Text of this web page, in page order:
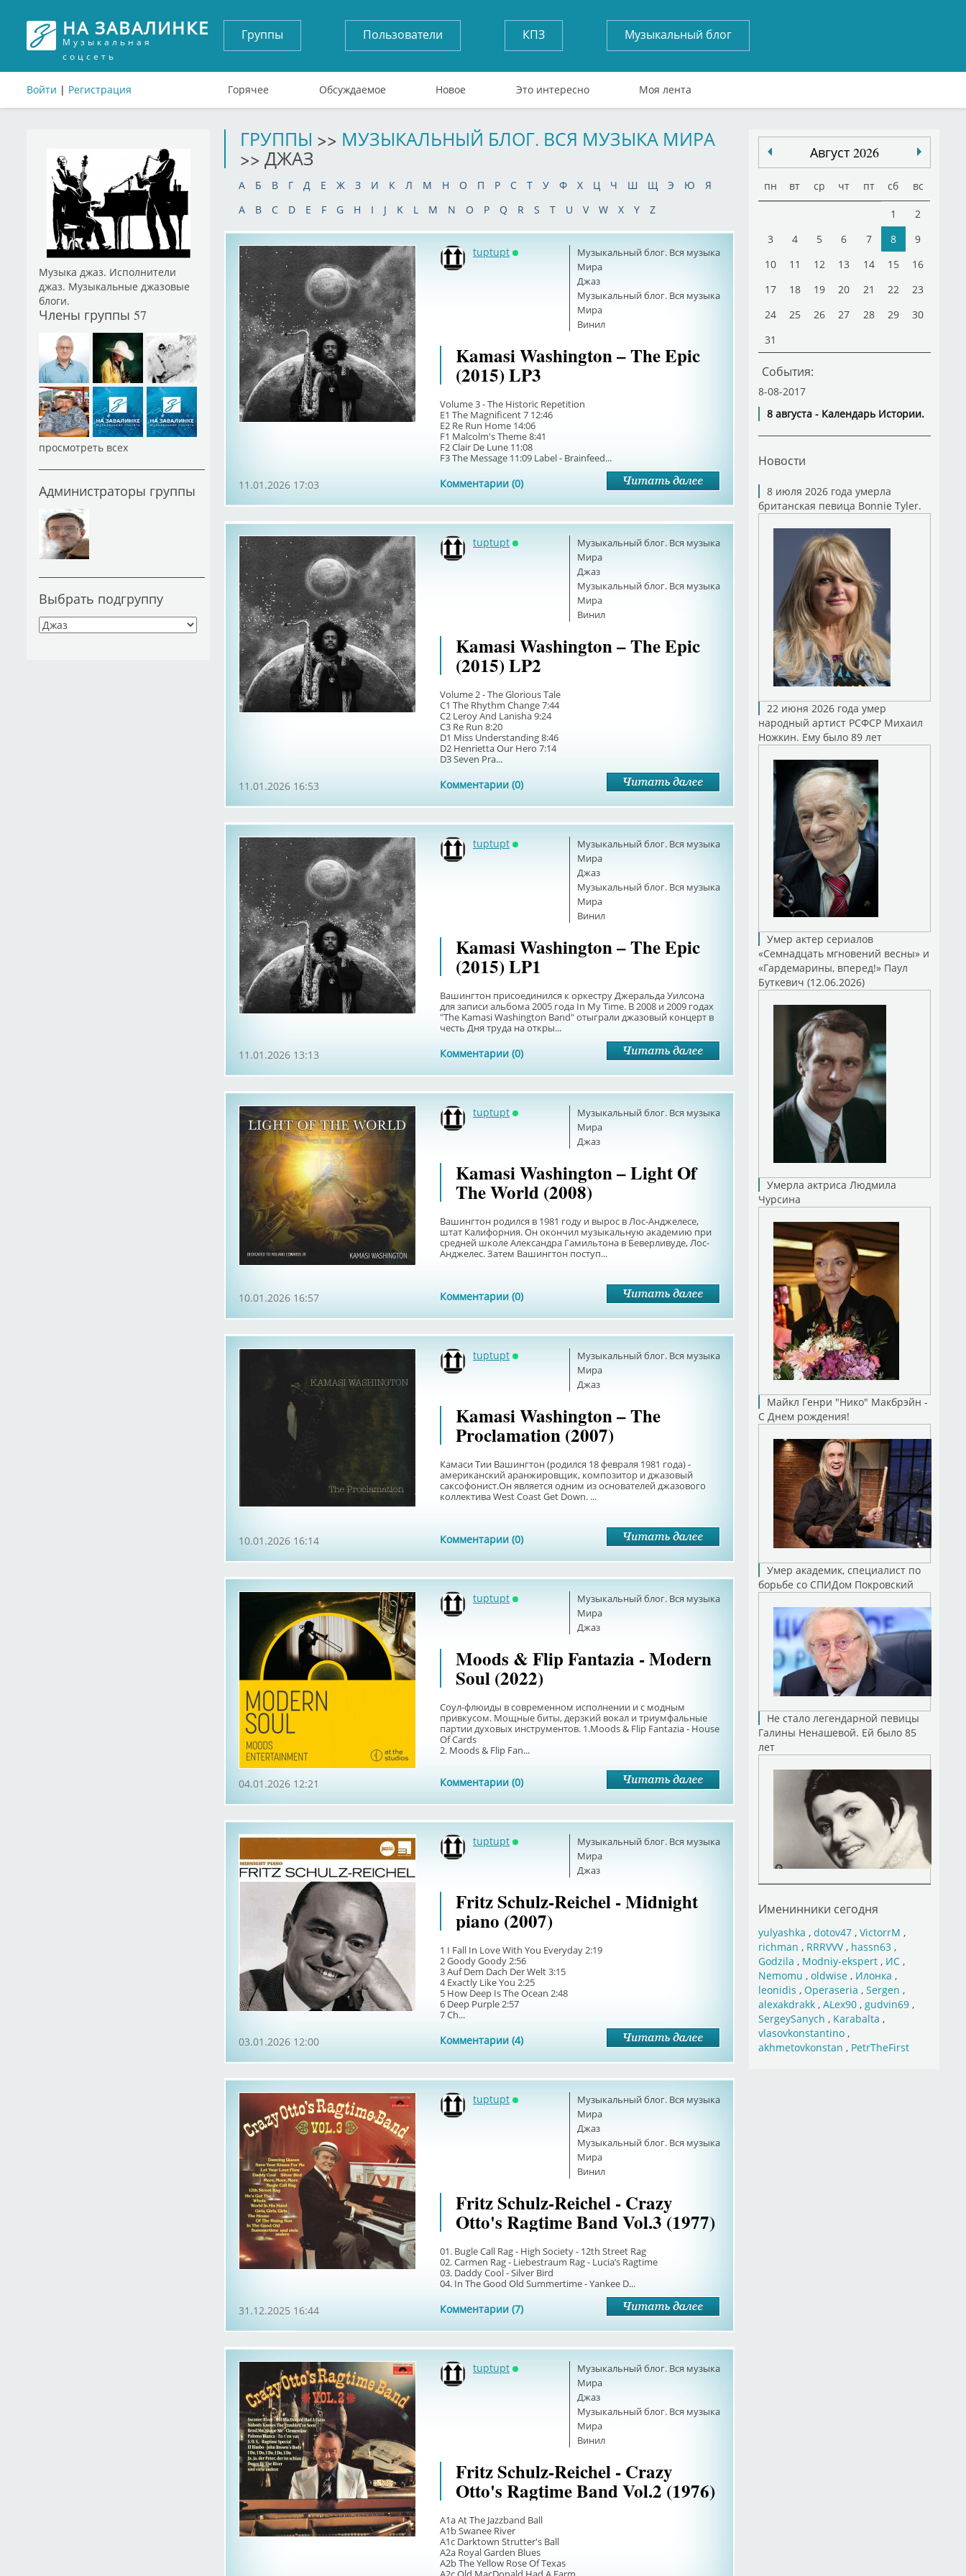
НА ЗАВАЛИНКЕ
Музыкальная
соцсеть
Войти | Регистрация
Группы Пользователи КПЗ Музыкальный блог
Горячее Обсуждаемое Новое Это интересно Моя лента
Музыка джаз. Исполнители
джаз. Музыкальные джазовые
блоги.
Члены группы 57
просмотреть всех
Администраторы группы
Выбрать подгруппу
ГРУППЫ >> МУЗЫКАЛЬНЫЙ БЛОГ. ВСЯ МУЗЫКА МИРА
>> ДЖАЗ
А Б В Г Д Е Ж З И К Л М Н О П Р С Т У Ф Х Ц Ч Ш Щ Э Ю
Я
A
B C D E F G H I J K L M N O P Q R S T U V W X Y Z
Музыкальный блог. Вся музыка
Мира
Джаз
Музыкальный блог. Вся музыка
Мира
Винил
tuptupt
Kamasi Washington – The Epic
(2015) LP3
Volume 3 - The Historic Repetition
E1 The Magnificent 7 12:46
E2 Re Run Home 14:06
F1 Malcolm's Theme 8:41
F2 Clair De Lune 11:08
F3 The Message 11:09 Label - Brainfeed...
Комментарии (0)
11.01.2026 17:03
Музыкальный блог. Вся музыка
Мира
Джаз
Музыкальный блог. Вся музыка
Мира
Винил
tuptupt
Kamasi Washington – The Epic
(2015) LP2
Volume 2 - The Glorious Tale
C1 The Rhythm Change 7:44
C2 Leroy And Lanisha 9:24
C3 Re Run 8:20
D1 Miss Understanding 8:46
D2 Henrietta Our Hero 7:14
D3 Seven Pra...
Комментарии (0)
11.01.2026 16:53
Музыкальный блог. Вся музыка
Мира
Джаз
Музыкальный блог. Вся музыка
Мира
Винил
tuptupt
Kamasi Washington – The Epic
(2015) LP1
Вашингтон присоединился к оркестру Джеральда Уилсона
для записи альбома 2005 года In My Time. В 2008 и 2009 годах
"The Kamasi Washington Band" отыграли джазовый концерт в
честь Дня труда на откры...
Комментарии (0)
11.01.2026 13:13
Музыкальный блог. Вся музыка
Мира
Джаз
tuptupt
Kamasi Washington – Light Of
The World (2008)
Вашингтон родился в 1981 году и вырос в Лос-Анджелесе,
штат Калифорния. Он окончил музыкальную академию при
средней школе Александра Гамильтона в Беверливуде, Лос-
Анджелес. Затем Вашингтон поступ...
Комментарии (0)
10.01.2026 16:57
Музыкальный блог. Вся музыка
Мира
Джаз
tuptupt
Kamasi Washington – The
Proclamation (2007)
Камаси Тии Вашингтон (родился 18 февраля 1981 года) -
американский аранжировщик, композитор и джазовый
саксофонист.Он является одним из основателей джазового
коллектива West Coast Get Down. ...
Комментарии (0)
10.01.2026 16:14
Музыкальный блог. Вся музыка
Мира
Джаз
tuptupt
Moods & Flip Fantazia - Modern
Soul (2022)
Соул-флюиды в современном исполнении и с модным
привкусом. Мощные биты, дерзкий вокал и триумфальные
партии духовых инструментов. 1.Moods & Flip Fantazia - House
Of Cards
2. Moods & Flip Fan...
Комментарии (0)
04.01.2026 12:21
Музыкальный блог. Вся музыка
Мира
Джаз
tuptupt
Fritz Schulz-Reichel - Midnight
piano (2007)
1 I Fall In Love With You Everyday 2:19
2 Goody Goody 2:56
3 Auf Dem Dach Der Welt 3:15
4 Exactly Like You 2:25
5 How Deep Is The Ocean 2:48
6 Deep Purple 2:57
7 Ch...
Комментарии (4)
03.01.2026 12:00
Музыкальный блог. Вся музыка
Мира
Джаз
Музыкальный блог. Вся музыка
Мира
Винил
tuptupt
Fritz Schulz-Reichel - Crazy
Otto's Ragtime Band Vol.3 (1977)
01. Bugle Call Rag - High Society - 12th Street Rag
02. Carmen Rag - Liebestraum Rag - Lucia’s Ragtime
03. Daddy Cool - Silver Bird
04. In The Good Old Summertime - Yankee D...
Комментарии (7)
31.12.2025 16:44
Музыкальный блог. Вся музыка
Мира
Джаз
Музыкальный блог. Вся музыка
Мира
Винил
tuptupt
Fritz Schulz-Reichel - Crazy
Otto's Ragtime Band Vol.2 (1976)
A1a At The Jazzband Ball
A1b Swanee River
A1c Darktown Strutter's Ball
A2a Royal Garden Blues
A2b The Yellow Rose Of Texas
Август 2026
пн вт ср чт пт сб вс
1
2
3
4 5 6 7 8
9
10
11 12 13 14 15
16
17
18 19 20 21 22
23
24
25 26 27 28 29
30
31
События:
8-08-2017
8 августа - Календарь Истории.
Новости
8 июля 2026 года умерла
британская певица Bonnie Tyler.
22 июня 2026 года умер
народный артист РСФСР Михаил
Ножкин. Ему было 89 лет
Умер актер сериалов
«Семнадцать мгновений весны» и
«Гардемарины, вперед!» Паул
Буткевич (12.06.2026)
Умерла актриса Людмила
Чурсина
Майкл Генри "Нико" Макбрэйн -
С Днем рождения!
Умер академик, специалист по
борьбе со СПИДом Покровский
Не стало легендарной певицы
Галины Ненашевой. Ей было 85
лет
Именинники сегодня
yulyashka , dotov47, VictorrM ,
richman , RRRVVV, hassn63,
Godzila , Modniy-ekspert, ИС,
Nemomu , oldwise, Илонка ,
leonidis , Operaseria , Sergen ,
alexakdrakk, ALex90, gudvin69,
SergeySanych , Karabalta ,
vlasovkonstantino,
akhmetovkonstan , PetrTheFirst